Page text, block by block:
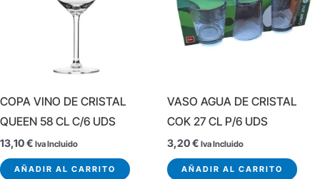
COPA VINO DE CRISTAL
QUEEN 58 CL C/6 UDS
13,10€ Iva Incluido
AÑADIR AL CARRITO
VASO AGUA DE CRISTAL
COK 27 CL P/6 UDS
3,20€ Iva Incluido
AÑADIR AL CARRITO